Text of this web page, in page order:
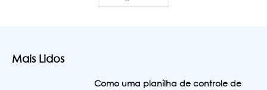
Mais Lidos
Como uma planilha de controle de